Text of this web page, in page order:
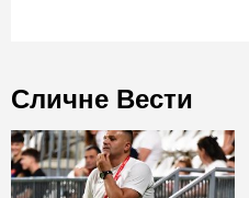
Сличне Вести